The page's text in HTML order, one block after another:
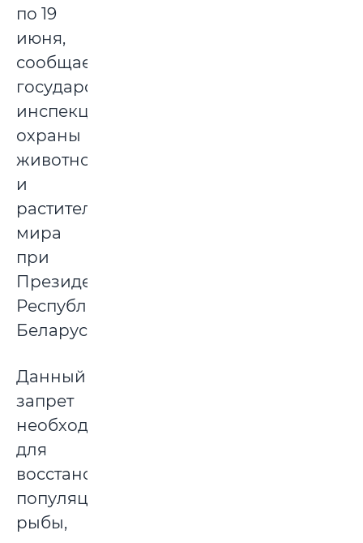
по 19
июня,
сообщает
государственная
инспекции
охраны
животного
и
растительного
мира
при
Президенте
Республики
Беларусь.
Данный
запрет
необходим
для
восстановлении
популяции
рыбы,